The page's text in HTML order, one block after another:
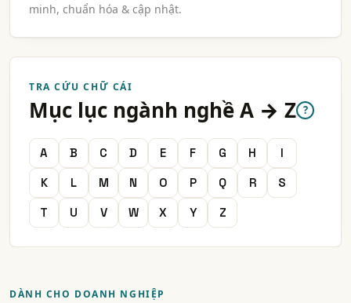
minh, chuẩn hóa & cập nhật.
TRA CỨU CHỮ CÁI
Mục lục ngành nghề A → Z ?
A B C D E F G H
I
K
L M N O P Q R
S
T
U V W X Y Z
DÀNH CHO DOANH NGHIỆP